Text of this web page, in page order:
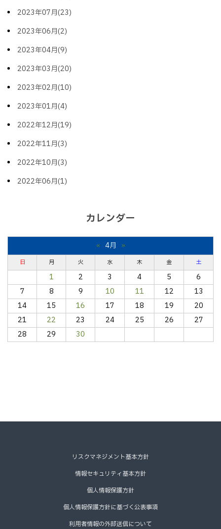
2023年07月(23)
2023年06月(2)
2023年04月(9)
2023年03月(20)
2023年02月(10)
2023年01月(4)
2022年12月(19)
2022年11月(3)
2022年10月(3)
2022年06月(1)
カレンダー
« 4月 »
日 月 火 水 木 金 土
1 2 3 4 5
6
7
8 9 10 11 12
13
14
15 16 17 18 19
20
21
22 23 24 25 26
27
28
29 30
リスクマネジメント基本方針
情報セキュリティ基本方針
個人情報保護方針
個人情報保護方針に基づく公表事項
利用者情報の外部送信について